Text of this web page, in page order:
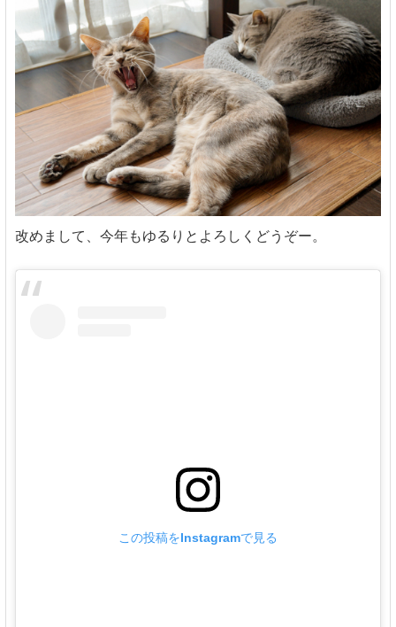
改めまして、今年もゆるりとよろしくどうぞー。
この投稿をInstagramで見る